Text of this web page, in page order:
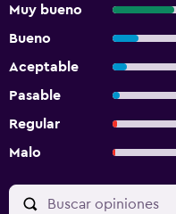
Muy bueno
Bueno
Aceptable
Pasable
Regular
Malo